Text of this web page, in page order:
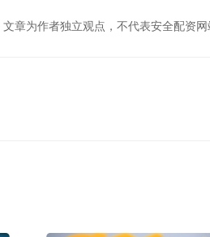
文章为作者独立观点，不代表安全配资